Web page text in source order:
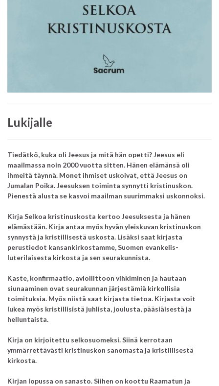
Lukijalle
Tiedätkö, kuka oli Jeesus ja mitä hän opetti?Jeesus eli
maailmassa noin 2000 vuotta sitten. Hänen elämänsä oli
ihmeitä täynnä. Monet ihmiset uskoivat, että Jeesus on
Jumalan Poika.Jeesuksen toiminta synnytti kristinuskon.
Pienestä alusta se kasvoi maailman suurimmaksi uskonnoksi.
Kirja Selkoa kristinuskosta kertoo Jeesuksesta ja hänen
elämästään. Kirja antaa myös hyvän yleiskuvan kristinuskon
synnystä ja kristillisestä uskosta. Lisäksi saat kirjasta
perustiedot kansankirkostamme, Suomen evankelis-
luterilaisesta kirkosta ja sen seurakunnista.
Kaste, konfirmaatio, avioliittoon vihkiminen ja hautaan
siunaaminen ovat seurakunnan järjestämiä kirkollisia
toimituksia. Myös niistä saat kirjasta tietoa. Kirjasta voit
lukea myös kristillisistä juhlista, joulusta, pääsiäisestä ja
helluntaista.
Kirja on kirjoitettu selkosuomeksi.Siinä kerrotaan
ymmärrettävästi kristinuskon sanomasta ja kristillisestä
kirkosta.
Kirjan lopussa on sanasto.Siihen on koottu Raamatun ja